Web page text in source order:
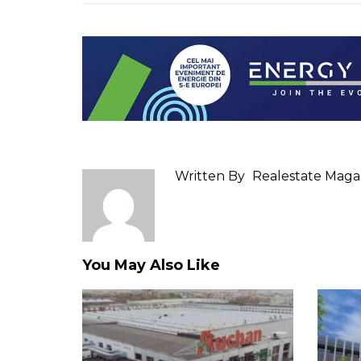
Written By Realestate
You May Also Like